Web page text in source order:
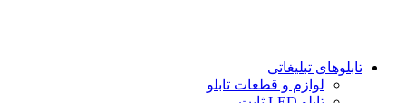
تابلوهاى تبلیغاتى
لوازم و قطعات تابلو